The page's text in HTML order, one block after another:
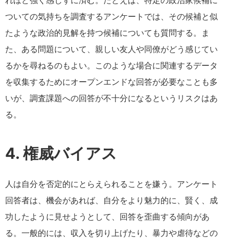
ついての気持ちを調査するアンケートでは、その候補と似
たような政治的見解を持つ候補についても質問する。ま
た、ある問題について、親しい友人や同僚がどう感じてい
るかを尋ねるのもよい。このような場合に関連するデータ
を収集するためにオープンエンドな回答が必要なことも多
いが、調査課題への回答が不十分になるというリスクはあ
る。
4. 権威バイアス
人は自分を否定的にとらえられることを嫌う。アンケート
回答者は、機会があれば、自分をより魅力的に、賢く、成
功したように見せようとして、回答を歪曲する傾向があ
る。一般的には、収入を切り上げたり、暴力や虐待などの